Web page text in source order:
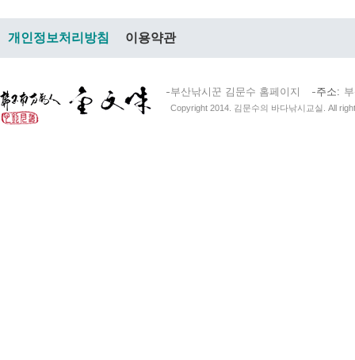
개인정보처리방침 이용약관
부산낚시꾼 김문수 홈페이지 주소
Copyright 2014. 김문수의 바다낚시교실. All